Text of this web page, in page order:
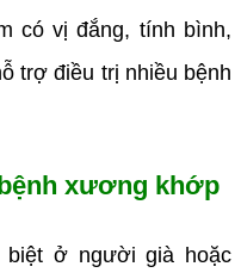
có vị đắng, tính bình,
trợ điều trị nhiều bệnh
xương khớp
ở người già hoặc